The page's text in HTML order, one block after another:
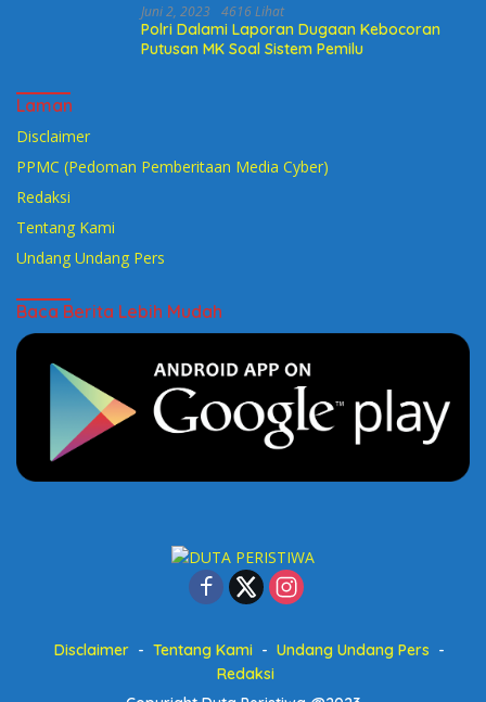
Juni 2, 2023 4616 Lihat
Polri Dalami Laporan Dugaan Kebocoran
Putusan MK Soal Sistem Pemilu
Laman
Disclaimer
PPMC (Pedoman Pemberitaan Media Cyber)
Redaksi
Tentang Kami
Undang Undang Pers
Baca Berita Lebih Mudah
Disclaimer Tentang Kami
Undang Undang Pers
Redaksi